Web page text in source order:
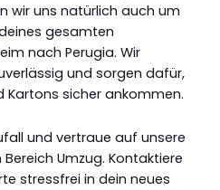
wir uns natürlich auch um
gesamten
nach Perugia. Wir
und sorgen dafür,
Kartons sicher ankommen.
und vertraue auf unsere
Umzug. Kontaktiere
stressfrei in dein neues